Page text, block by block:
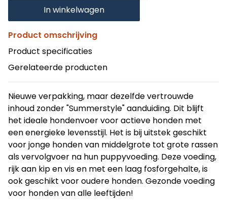
In winkelwagen
Product omschrijving
Product specificaties
Gerelateerde producten
Nieuwe verpakking, maar dezelfde vertrouwde
inhoud zonder "Summerstyle" aanduiding. Dit blijft
het ideale hondenvoer voor actieve honden met
een energieke levensstijl. Het is bij uitstek geschikt
voor jonge honden van middelgrote tot grote rassen
als vervolgvoer na hun puppyvoeding. Deze voeding,
rijk aan kip en vis en met een laag fosforgehalte, is
ook geschikt voor oudere honden. Gezonde voeding
voor honden van alle leeftijden!